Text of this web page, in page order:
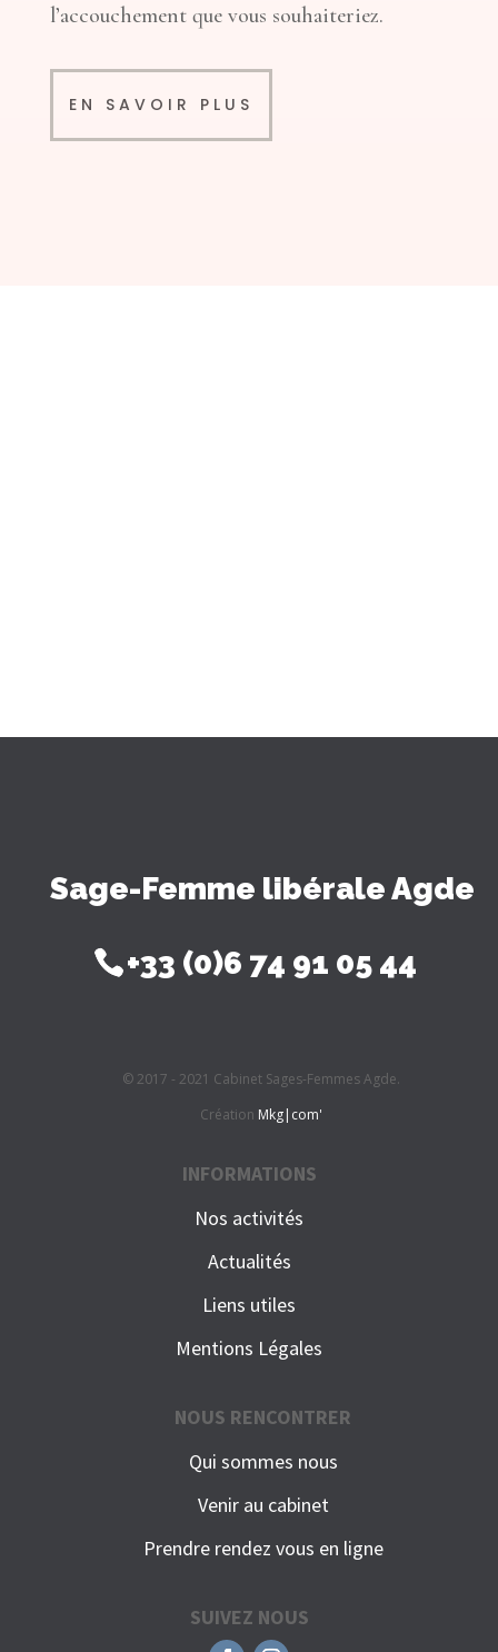
l’accouchement que vous souhaiteriez.
EN SAVOIR PLUS
Sage-Femme libérale Agde
+33 (0)6 74 91 05 44
© 2017 - 2021 Cabinet Sages-Femmes Agde.
Création Mkg|com'
INFORMATIONS
Nos activités
Actualités
Liens utiles
Mentions Légales
NOUS RENCONTRER
Qui sommes nous
Venir au cabinet
Prendre rendez vous en ligne
SUIVEZ NOUS